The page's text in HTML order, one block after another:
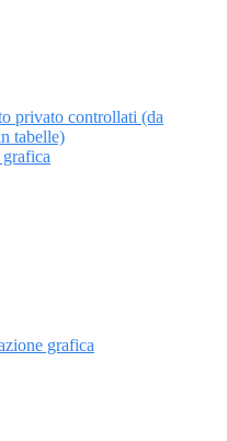
privato controllati (da
tabelle)
grafica